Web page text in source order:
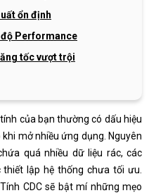
ổn định
độ Performance
tốc vượt trội
của bạn thường có dấu hiệu
mở nhiều ứng dụng. Nguyên
quá nhiều dữ liệu rác, các
lập hệ thống chưa tối ưu.
CDC sẽ bật mí những mẹo